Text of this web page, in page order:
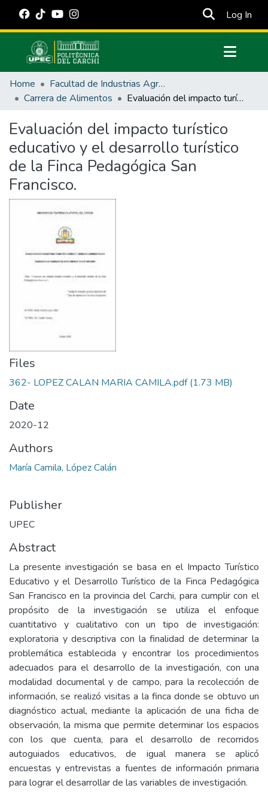
Log In
Communities & Collections
All of DSpace
Estadísticas Externas
Manuales
Home
Facultad de Industrias Agropecuarias y Ciencias Ambientales
Carrera de Alimentos
Evaluación del impacto turístico educativo y el desarrollo turístico de la Finca Pedagógica San Francisco.
Evaluación del impacto turístico
educativo y el desarrollo turístico
de la Finca Pedagógica San
Francisco.
Files
362- LOPEZ CALAN MARIA CAMILA.pdf(1.73 MB)
Date
2020-12
Authors
María Camila, López Calán
Publisher
UPEC
Abstract
La presente investigación se basa en el Impacto Turístico
Educativo y el Desarrollo Turístico de la Finca Pedagógica
San Francisco en la provincia del Carchi, para cumplir con el
propósito de la investigación se utiliza el enfoque
cuantitativo y cualitativo con un tipo de investigación:
exploratoria y descriptiva con la finalidad de determinar la
problemática establecida y encontrar los procedimientos
adecuados para el desarrollo de la investigación, con una
modalidad documental y de campo, para la recolección de
información, se realizó visitas a la finca donde se obtuvo un
diagnóstico actual, mediante la aplicación de una ficha de
observación, la misma que permite determinar los espacios
con los que cuenta, para el desarrollo de recorridos
autoguiados educativos, de igual manera se aplicó
encuestas y entrevistas a fuentes de información primaria
para lograr el desarrollar de las variables de investigación.